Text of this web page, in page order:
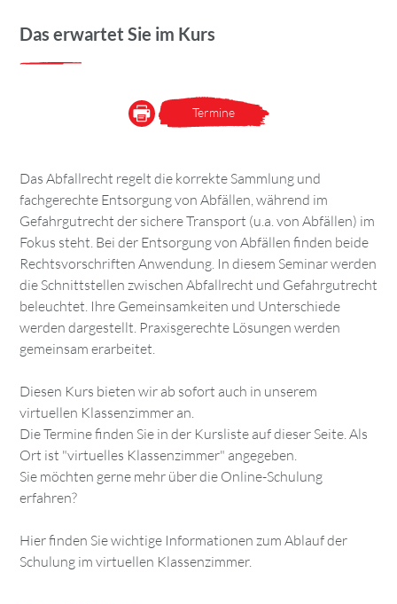
Das erwartet Sie im Kurs
Termine
Das Abfallrecht regelt die korrekte Sammlung und
fachgerechte Entsorgung von Abfällen, während im
Gefahrgutrecht der sichere Transport (u.a. von Abfällen) im
Fokus steht. Bei der Entsorgung von Abfällen finden beide
Rechtsvorschriften Anwendung. In diesem Seminar werden
die Schnittstellen zwischen Abfallrecht und Gefahrgutrecht
beleuchtet. Ihre Gemeinsamkeiten und Unterschiede
werden dargestellt. Praxisgerechte Lösungen werden
gemeinsam erarbeitet.
Diesen Kurs bieten wir ab sofort auch in unserem
virtuellen Klassenzimmer an.
Die Termine finden Sie in der Kursliste auf dieser Seite. Als
Ort ist "virtuelles Klassenzimmer" angegeben.
Sie möchten gerne mehr über die Online-Schulung
erfahren?
Hier finden Sie wichtige Informationen zum Ablauf der
Schulung im virtuellen Klassenzimmer.